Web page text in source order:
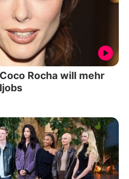
Rocha will mehr